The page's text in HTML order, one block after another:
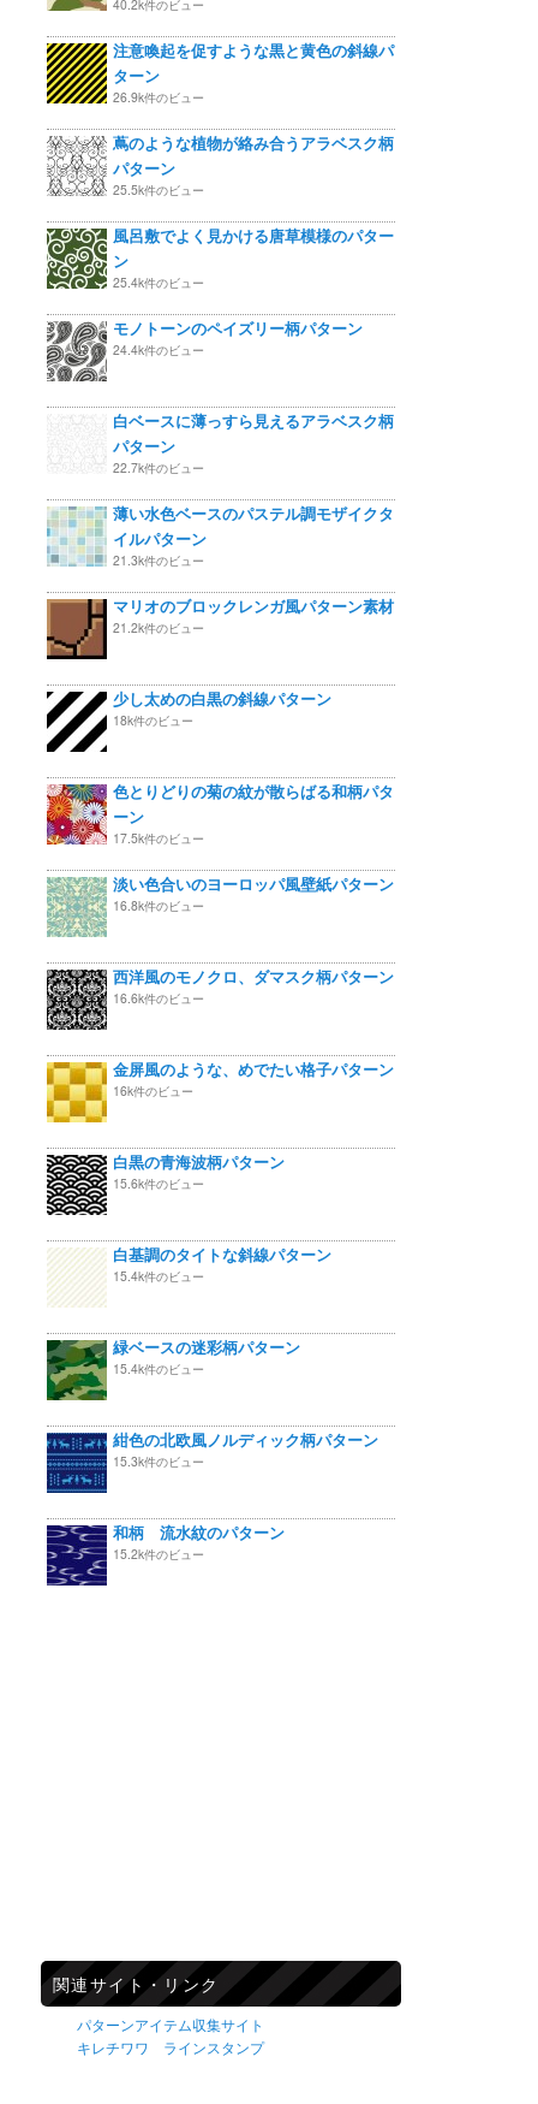
40.2k件のビュー
注意喚起を促すような黒と黄色の斜線パ
ターン
26.9k件のビュー
蔦のような植物が絡み合うアラベスク柄
パターン
25.5k件のビュー
風呂敷でよく見かける唐草模様のパター
ン
25.4k件のビュー
モノトーンのペイズリー柄パターン
24.4k件のビュー
白ベースに薄っすら見えるアラベスク柄
パターン
22.7k件のビュー
薄い水色ベースのパステル調モザイクタ
イルパターン
21.3k件のビュー
マリオのブロックレンガ風パターン素材
21.2k件のビュー
少し太めの白黒の斜線パターン
18k件のビュー
色とりどりの菊の紋が散らばる和柄パタ
ーン
17.5k件のビュー
淡い色合いのヨーロッパ風壁紙パターン
16.8k件のビュー
西洋風のモノクロ、ダマスク柄パターン
16.6k件のビュー
金屏風のような、めでたい格子パターン
16k件のビュー
白黒の青海波柄パターン
15.6k件のビュー
白基調のタイトな斜線パターン
15.4k件のビュー
緑ベースの迷彩柄パターン
15.4k件のビュー
紺色の北欧風ノルディック柄パターン
15.3k件のビュー
和柄 流水紋のパターン
15.2k件のビュー
関連サイト・リンク
パターンアイテム収集サイト
キレチワワ ラインスタンプ